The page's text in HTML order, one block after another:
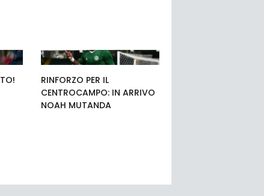
RINFORZO PER IL
CENTROCAMPO: IN ARRIVO
NOAH MUTANDA